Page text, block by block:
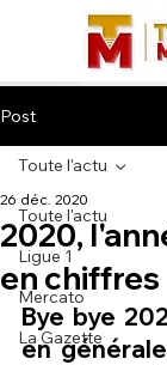
Post
Toute l'actu
Ligue 1
Mercato
La Gazette
Toute l'actu
2020,
en chiffres
26 déc. 2020
Bye bye
en